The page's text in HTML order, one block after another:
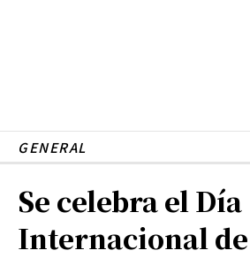
GENERAL
Se celebra el Día
Internacional